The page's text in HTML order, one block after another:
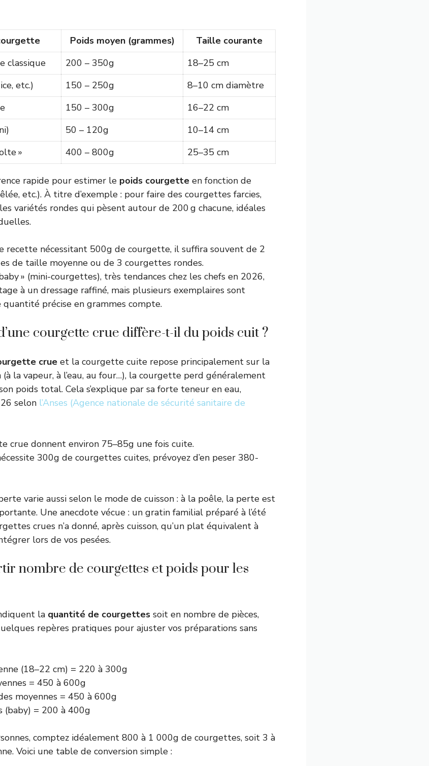
Poids moyen (grammes)
Taille courante
classique
200 – 350g
18–25 cm
etc.)
150 – 250g
8–10 cm diamètre
150 – 300g
16–22 cm
50 – 120g
10–14 cm
»
400 – 800g 25–35 cm
rapide pour estimer le poids courgette en fonction de
etc.). À titre d’exemple : pour faire des courgettes farcies,
variétés rondes qui pèsent autour de 200 g chacune, idéales
recette nécessitant 500g de courgette, il suffira souvent de 2
de taille moyenne ou de 3 courgettes rondes.
» (mini-courgettes), très tendances chez les chefs en 2026,
à un dressage raffiné, mais plusieurs exemplaires sont
quantité précise en grammes compte.
courgette crue diffère-t-il du poids cuit ?
crue et la courgette cuite repose principalement sur la
(à la vapeur, à l’eau, au four…), la courgette perd généralement
poids total. Cela s’explique par sa forte teneur en eau,
selon l’Anses (Agence nationale de sécurité sanitaire de
crue donnent environ 75–85g une fois cuite.
300g de courgettes cuites, prévoyez d’en peser 380-
varie aussi selon le mode de cuisson : à la poêle, la perte est
Une anecdote vécue : un gratin familial préparé à l’été
crues n’a donné, après cuisson, qu’un plat équivalent à
lors de vos pesées.
nombre de courgettes et poids pour les
la quantité de courgettes soit en nombre de pièces,
repères pratiques pour ajuster vos préparations sans
(18–22 cm) = 220 à 300g
= 450 à 600g
moyennes = 450 à 600g
= 200 à 400g
comptez idéalement 800 à 1 000g de courgettes, soit 3 à
Voici une table de conversion simple :